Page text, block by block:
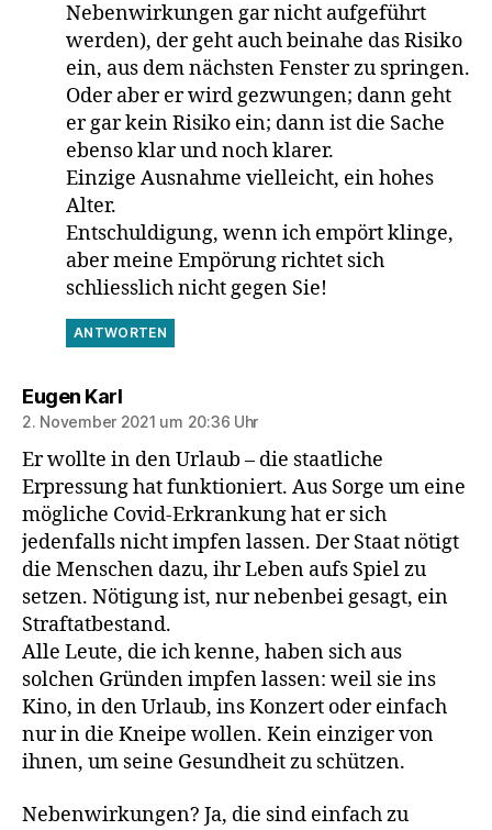
Nebenwirkungen gar nicht aufgeführt
werden), der geht auch beinahe das Risiko
ein, aus dem nächsten Fenster zu springen.
Oder aber er wird gezwungen; dann geht
er gar kein Risiko ein; dann ist die Sache
ebenso klar und noch klarer.
Einzige Ausnahme vielleicht, ein hohes
Alter.
Entschuldigung, wenn ich empört klinge,
aber meine Empörung richtet sich
schliesslich nicht gegen Sie!
ANTWORTEN
Eugen Karlsagt:
2. November 2021 um 20:36 Uhr
Er wollte in den Urlaub – die staatliche
Erpressung hat funktioniert. Aus Sorge um eine
mögliche Covid-Erkrankung hat er sich
jedenfalls nicht impfen lassen. Der Staat nötigt
die Menschen dazu, ihr Leben aufs Spiel zu
setzen. Nötigung ist, nur nebenbei gesagt, ein
Straftatbestand.
Alle Leute, die ich kenne, haben sich aus
solchen Gründen impfen lassen: weil sie ins
Kino, in den Urlaub, ins Konzert oder einfach
nur in die Kneipe wollen. Kein einziger von
ihnen, um seine Gesundheit zu schützen.
Nebenwirkungen? Ja, die sind einfach zu